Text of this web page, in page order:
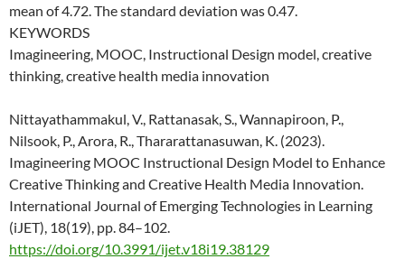
mean of 4.72. The standard deviation was 0.47.
KEYWORDS
Imagineering, MOOC, Instructional Design model, creative
thinking, creative health media innovation
Nittayathammakul, V., Rattanasak, S., Wannapiroon, P.,
Nilsook, P., Arora, R., Thararattanasuwan, K. (2023).
Imagineering MOOC Instructional Design Model to Enhance
Creative Thinking and Creative Health Media Innovation.
International Journal of Emerging Technologies in Learning
(iJET), 18(19), pp. 84–102.
https://doi.org/10.3991/ijet.v18i19.38129